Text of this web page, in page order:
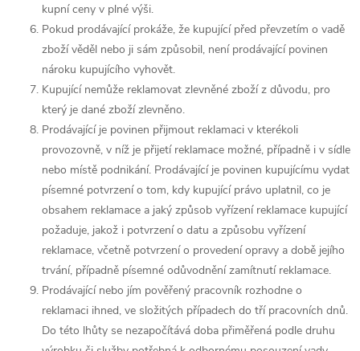
kupní ceny v plné výši.
Pokud prodávající prokáže, že kupující před převzetím o vadě
zboží věděl nebo ji sám způsobil, není prodávající povinen
nároku kupujícího vyhovět.
Kupující nemůže reklamovat zlevněné zboží z důvodu, pro
který je dané zboží zlevněno.
Prodávající je povinen přijmout reklamaci v kterékoli
provozovně, v níž je přijetí reklamace možné, případně i v sídle
nebo místě podnikání. Prodávající je povinen kupujícímu vydat
písemné potvrzení o tom, kdy kupující právo uplatnil, co je
obsahem reklamace a jaký způsob vyřízení reklamace kupující
požaduje, jakož i potvrzení o datu a způsobu vyřízení
reklamace, včetně potvrzení o provedení opravy a době jejího
trvání, případně písemné odůvodnění zamítnutí reklamace.
Prodávající nebo jím pověřený pracovník rozhodne o
reklamaci ihned, ve složitých případech do tří pracovních dnů.
Do této lhůty se nezapočítává doba přiměřená podle druhu